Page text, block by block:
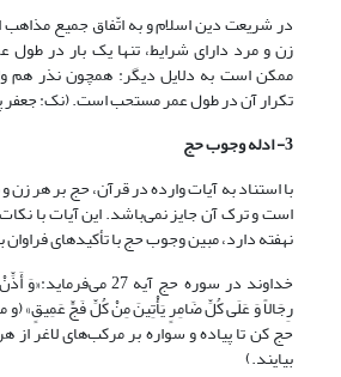
در شریعت دین اسلام و به اتّفاق جمیع
زن و مرد دارای شرایط، تنها یک بار در طول
ممکن است به دلایل دیگر: همچون نذر
تکرار آن در طول عمر مستحب است. (نک: جعفر
3- ادله وجوب حج
با استناد به آیات وارده در قرآن، حج بر هر زن
است و ترک آن جایز نمی‌باشد. این آیات با
نهفته دارد، مبین وجوب حج با تأکیدهای
خداوند در سوره حج آیه 27
رِجَالاً وَ عَلَى کُلِّ ضَامِرٍ یَأْتِینَ مِنْ کُلِّ فَجٍّ عَمِیقٍ‏»
حج کن تا پیاده و سواره بر مرکب‌های لاغر
بیایند.)